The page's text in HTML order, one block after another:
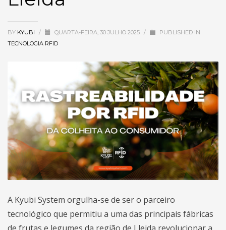
BY KYUBI / QUARTA-FEIRA, 30 JULHO 2025 /
PUBLISHED IN
TECNOLOGIA RFID
A Kyubi System orgulha-se de ser o parceiro
tecnológico que permitiu a uma das principais fábricas